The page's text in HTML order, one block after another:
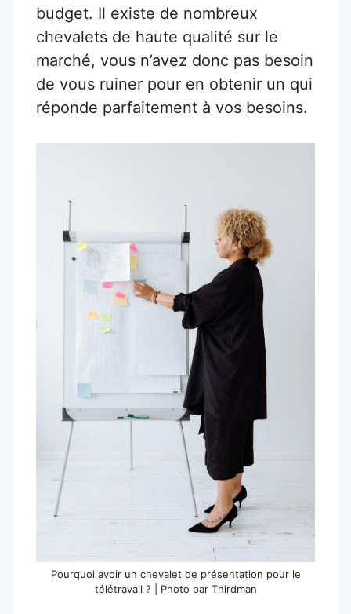
budget. Il existe de nombreux
chevalets de haute qualité sur le
marché, vous n’avez donc pas besoin
de vous ruiner pour en obtenir un qui
réponde parfaitement à vos besoins.
Pourquoi avoir un chevalet de présentation pour le
télétravail ? | Photo par Thirdman